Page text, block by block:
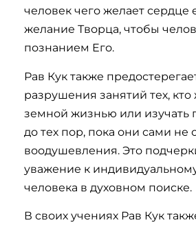
человек чего желает сердце
желание Творца, чтобы
познанием Его.
Рав Кук также
разрушения занятий тех,
земной жизнью или изучать
до тех пор, пока они сами не
воодушевления. Это
уважение к
человека в духовном поиске.
В своих учениях Рав Кук